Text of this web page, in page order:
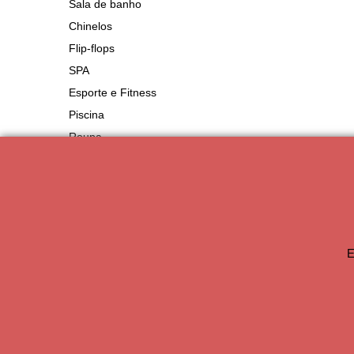
Sala de banho
Chinelos
Flip-flops
SPA
Esporte e Fitness
Piscina
Roupa